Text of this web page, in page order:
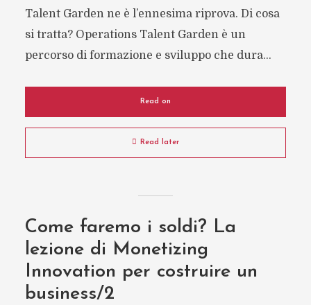
Talent Garden ne è l’ennesima riprova. Di cosa
si tratta? Operations Talent Garden è un
percorso di formazione e sviluppo che dura...
Read on
Read later
Come faremo i soldi? La
lezione di Monetizing
Innovation per costruire un
business/2